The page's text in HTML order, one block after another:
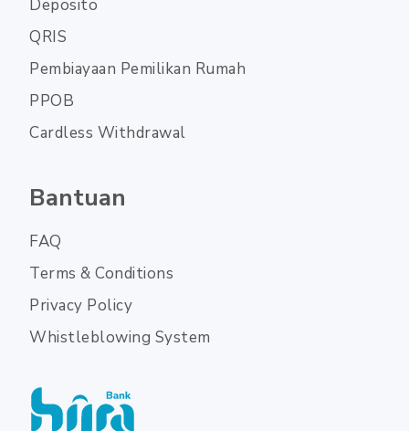
Deposito
QRIS
Pembiayaan Pemilikan Rumah
PPOB
Cardless Withdrawal
Bantuan
FAQ
Terms & Conditions
Privacy Policy
Whistleblowing System